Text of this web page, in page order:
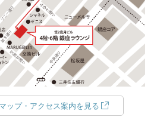
マップ・アクセス案内を見る